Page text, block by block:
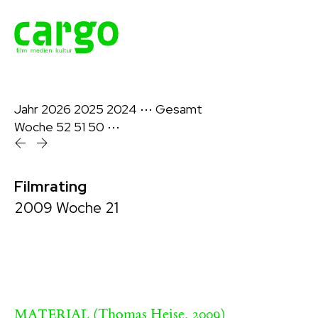
Jahr 2026 2025 2024 ⋯ Gesamt
Woche 52 51 50 ⋯
Filmrating
2009 Woche 21
MATERIAL (Thomas Heise, 2009)